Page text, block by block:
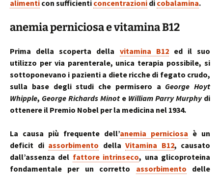
alimenti con sufficienti concentrazioni di cobalamina.
anemia perniciosa e vitamina B12
Prima della scoperta della vitamina B12ed il suo
utilizzo per via parenterale, unica terapia possibile, si
sottoponevano i pazienti a diete ricche di fegato crudo,
sulla base degli studi che permisero a George Hoyt
Whipple, George Richards Minot e William Parry Murphydi
ottenere il Premio Nobel per la medicina nel 1934.
La causa più frequente dell’anemia perniciosa è un
deficit di assorbimento della Vitamina B12, causato
dall’assenza del fattore intrinseco, una glicoproteina
fondamentale per un corretto assorbimento delle